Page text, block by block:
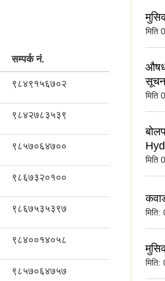
सम्पर्क नं.
९८४९१५६७०२
९८४२७८३५३९
९८५७०६४७००
९८६७३२०१००
९८६७५३५३९७
९८४००१४०५८
९८५७०६४७५७
मिति
मिति
मिति
मिति:
मिति: